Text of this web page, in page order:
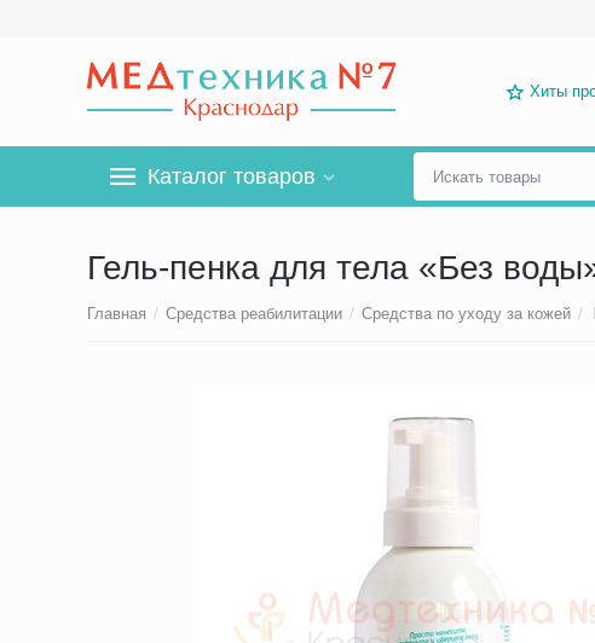
Хиты
Каталог товаров
Гель-пенка для тела «Без
Главная / Средства реабилитации / Средства по уходу за кожей /